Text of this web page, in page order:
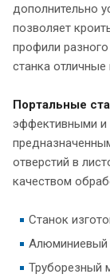
дополнительно
позволяет
профили
станка отличные
Портальные
эффективными и
отверстий в
качеством
Станок
Алюминиевый
Труборезный